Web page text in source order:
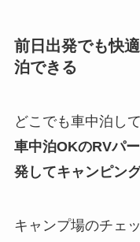
前日出発でも快
泊できる
どこでも車中泊し
車中泊OKのRVパ
発してキャンピン
キャンプ場のチェ